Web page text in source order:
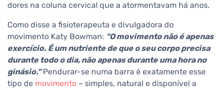
dores na coluna cervical que a atormentavam há anos.
Como disse a fisioterapeuta e divulgadora do
movimento Katy Bowman: "O movimento não é apenas
exercício. É um nutriente de que o seu corpo precisa
durante todo o dia, não apenas durante uma hora no
ginásio."Pendurar-se numa barra é exatamente esse
tipo de movimento – simples, natural e disponível a